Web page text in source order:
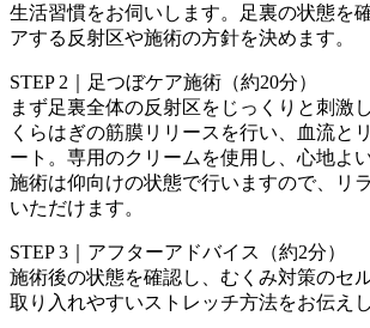
生活習慣をお伺いします。足裏の状態を
アする反射区や施術の方針を決めます。
STEP 2｜足つぼケア施術（約20分）
まず足裏全体の反射区をじっくりと刺激
くらはぎの筋膜リリースを行い、血流と
ート。専用のクリームを使用し、心地よ
施術は仰向けの状態で行いますので、リ
いただけます。
STEP 3｜アフターアドバイス（約2分）
施術後の状態を確認し、むくみ対策のセ
取り入れやすいストレッチ方法をお伝えし